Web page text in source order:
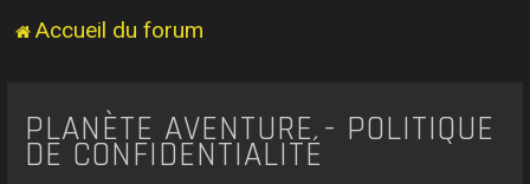
Accueil du forum
PLANÈTE AVENTURE - POLITIQUE
DE CONFIDENTIALITÉ